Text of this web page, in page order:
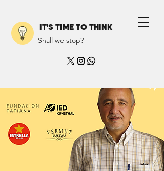
IT'S TIME TO THINK
Shall we stop?